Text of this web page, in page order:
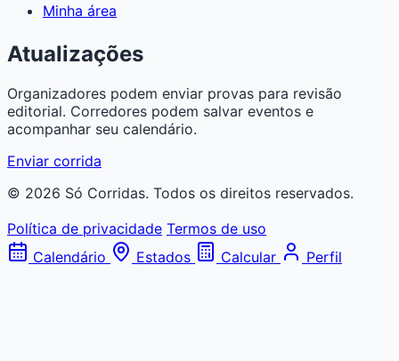
Minha área
Atualizações
Organizadores podem enviar provas para revisão
editorial. Corredores podem salvar eventos e
acompanhar seu calendário.
Enviar corrida
© 2026 Só Corridas. Todos os direitos reservados.
Política de privacidade Termos de uso
Calendário
Estados Calcular Perfil